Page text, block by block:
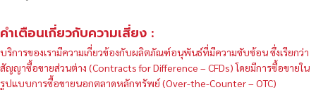
คำเตือนเกี่ยวกับความเสี่ยง :
บริการของเรามีความเกี่ยวข้องกับผลิตภัณฑ์อนุพันธ์ที่มีความซับซ้อน ซึ่งเรียกว่า
สัญญาซื้อขายส่วนต่าง (Contracts for Difference – CFDs) โดยมีการซื้อขายใน
รูปแบบการซื้อขายนอกตลาดหลักทรัพย์ (Over-the-Counter – OTC)